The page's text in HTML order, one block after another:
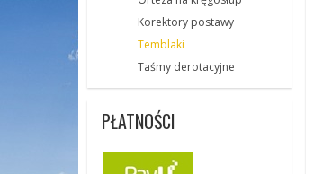
Korektory postawy
Temblaki
Taśmy derotacyjne
PŁATNOŚCI